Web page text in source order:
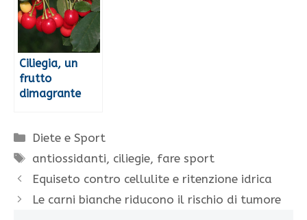
Ciliegia, un
frutto
dimagrante
Categorie
Diete e Sport
Tag
antiossidanti, ciliegie, fare sport
Equiseto contro cellulite e ritenzione idrica
Le carni bianche riducono il rischio di tumore